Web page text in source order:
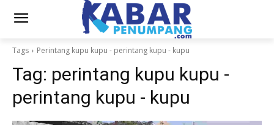
Tags Perintang kupu kupu - perintang kupu - kupu
Tag: perintang kupu kupu -
perintang kupu - kupu